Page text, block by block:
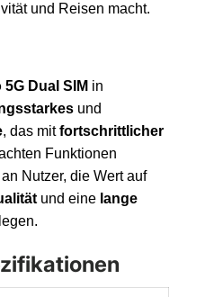
und Reisen macht.
Dual SIM in
und
, das mitfortschrittlicher
Funktionen
Nutzer, die Wert auf
und eine lange
legen.